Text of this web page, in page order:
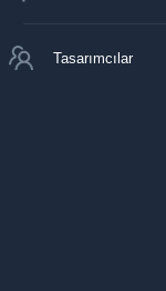
Tasarımcılar